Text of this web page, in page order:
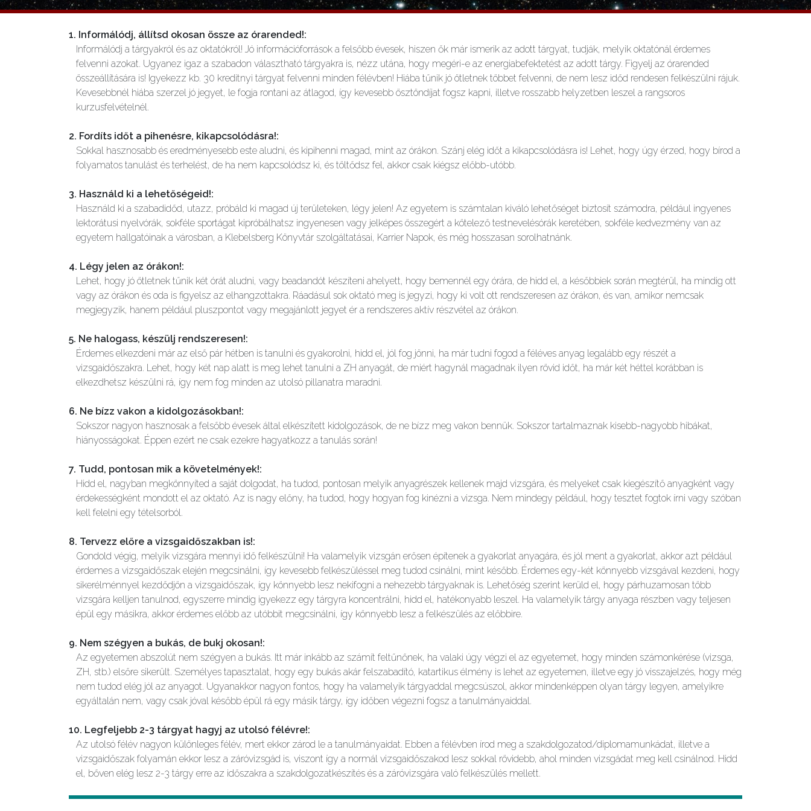
1. Informálódj, állítsd okosan össze az órarended!:
Informálódj a tárgyakról és az oktatókról! Jó információforrások a felsőbb évesek, hiszen ők már ismerik az adott tárgyat, tudják, melyik oktatónál érdemes
felvenni azokat. Ugyanez igaz a szabadon választható tárgyakra is, nézz utána, hogy megéri-e az energiabefektetést az adott tárgy. Figyelj az órarended
összeállítására is! Igyekezz kb. 30 kreditnyi tárgyat felvenni minden félévben! Hiába tűnik jó ötletnek többet felvenni, de nem lesz időd rendesen felkészülni rájuk.
Kevesebbnél hiába szerzel jó jegyet, le fogja rontani az átlagod, így kevesebb ösztöndíjat fogsz kapni, illetve rosszabb helyzetben leszel a rangsoros
kurzusfelvételnél.
2. Fordíts időt a pihenésre, kikapcsolódásra!:
Sokkal hasznosabb és eredményesebb este aludni, és kipihenni magad, mint az órákon. Szánj elég időt a kikapcsolódásra is! Lehet, hogy úgy érzed, hogy bírod a
folyamatos tanulást és terhelést, de ha nem kapcsolódsz ki, és töltődsz fel, akkor csak kiégsz előbb-utóbb.
3. Használd ki a lehetőségeid!:
Használd ki a szabadidőd, utazz, próbáld ki magad új területeken, légy jelen! Az egyetem is számtalan kiváló lehetőséget biztosít számodra, például ingyenes
lektorátusi nyelvórák, sokféle sportágat kipróbálhatsz ingyenesen vagy jelképes összegért a kötelező testnevelésórák keretében, sokféle kedvezmény van az
egyetem hallgatóinak a városban, a Klebelsberg Könyvtár szolgáltatásai, Karrier Napok, és még hosszasan sorolhatnánk.
4. Légy jelen az órákon!:
Lehet, hogy jó ötletnek tűnik két órát aludni, vagy beadandót készíteni ahelyett, hogy bemennél egy órára, de hidd el, a későbbiek során megtérül, ha mindig ott
vagy az órákon és oda is figyelsz az elhangzottakra. Ráadásul sok oktató meg is jegyzi, hogy ki volt ott rendszeresen az órákon, és van, amikor nemcsak
megjegyzik, hanem például pluszpontot vagy megajánlott jegyet ér a rendszeres aktív részvétel az órákon.
5. Ne halogass, készülj rendszeresen!:
Érdemes elkezdeni már az első pár hétben is tanulni és gyakorolni, hidd el, jól fog jönni, ha már tudni fogod a féléves anyag legalább egy részét a
vizsgaidőszakra. Lehet, hogy két nap alatt is meg lehet tanulni a ZH anyagát, de miért hagynál magadnak ilyen rövid időt, ha már két héttel korábban is
elkezdhetsz készülni rá, így nem fog minden az utolsó pillanatra maradni.
6. Ne bízz vakon a kidolgozásokban!:
Sokszor nagyon hasznosak a felsőbb évesek által elkészített kidolgozások, de ne bízz meg vakon bennük. Sokszor tartalmaznak kisebb-nagyobb hibákat,
hiányosságokat. Éppen ezért ne csak ezekre hagyatkozz a tanulás során!
7. Tudd, pontosan mik a követelmények!:
Hidd el, nagyban megkönnyíted a saját dolgodat, ha tudod, pontosan melyik anyagrészek kellenek majd vizsgára, és melyeket csak kiegészítő anyagként vagy
érdekességként mondott el az oktató. Az is nagy előny, ha tudod, hogy hogyan fog kinézni a vizsga. Nem mindegy például, hogy tesztet fogtok írni vagy szóban
kell felelni egy tételsorból.
8. Tervezz előre a vizsgaidőszakban is!:
Gondold végig, melyik vizsgára mennyi idő felkészülni! Ha valamelyik vizsgán erősen építenek a gyakorlat anyagára, és jól ment a gyakorlat, akkor azt például
érdemes a vizsgaidőszak elején megcsinálni, így kevesebb felkészüléssel meg tudod csinálni, mint később. Érdemes egy-két könnyebb vizsgával kezdeni, hogy
sikerélménnyel kezdődjön a vizsgaidőszak, így könnyebb lesz nekifogni a nehezebb tárgyaknak is. Lehetőség szerint kerüld el, hogy párhuzamosan több
vizsgára kelljen tanulnod, egyszerre mindig igyekezz egy tárgyra koncentrálni, hidd el, hatékonyabb leszel. Ha valamelyik tárgy anyaga részben vagy teljesen
épül egy másikra, akkor érdemes előbb az utóbbit megcsinálni, így könnyebb lesz a felkészülés az előbbire.
9. Nem szégyen a bukás, de bukj okosan!:
Az egyetemen abszolút nem szégyen a bukás. Itt már inkább az számít feltűnőnek, ha valaki úgy végzi el az egyetemet, hogy minden számonkérése (vizsga,
ZH, stb.) elsőre sikerült. Személyes tapasztalat, hogy egy bukás akár felszabadító, katartikus élmény is lehet az egyetemen, illetve egy jó visszajelzés, hogy még
nem tudod elég jól az anyagot. Ugyanakkor nagyon fontos, hogy ha valamelyik tárgyaddal megcsúszol, akkor mindenképpen olyan tárgy legyen, amelyikre
egyáltalán nem, vagy csak jóval később épül rá egy másik tárgy, így időben végezni fogsz a tanulmányaiddal.
10. Legfeljebb 2-3 tárgyat hagyj az utolsó félévre!:
Az utolsó félév nagyon különleges félév, mert ekkor zárod le a tanulmányaidat. Ebben a félévben írod meg a szakdolgozatod/diplomamunkádat, illetve a
vizsgaidőszak folyamán ekkor lesz a záróvizsgád is, viszont így a normál vizsgaidőszakod lesz sokkal rövidebb, ahol minden vizsgádat meg kell csinálnod. Hidd
el, bőven elég lesz 2-3 tárgy erre az időszakra a szakdolgozatkészítés és a záróvizsgára való felkészülés mellett.